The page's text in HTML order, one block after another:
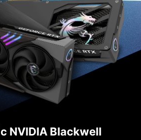
NVIDIA Blackwell